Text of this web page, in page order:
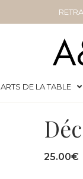
ARTS DE LA TABLE
25.00€